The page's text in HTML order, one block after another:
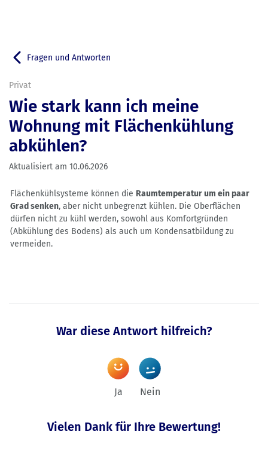
Zurück zu
Fragen und Antworten
Privat
Wie stark kann ich meine
Wohnung mit Flächenkühlung
abkühlen?
Aktualisiert am 10.06.2026
Flächenkühlsysteme können die Raumtemperatur um ein paar
Grad senken, aber nicht unbegrenzt kühlen. Die Oberflächen
dürfen nicht zu kühl werden, sowohl aus Komfortgründen
(Abkühlung des Bodens) als auch um Kondensatbildung zu
vermeiden.
War diese Antwort hilfreich?
Ja Nein
Vielen Dank für Ihre Bewertung!